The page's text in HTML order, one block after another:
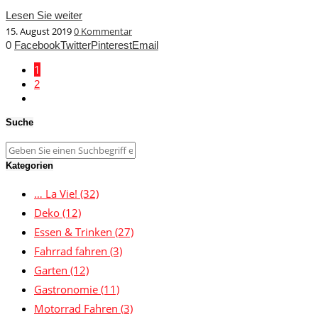
Lesen Sie weiter
15. August 20190 Kommentar
0 FacebookTwitterPinterestEmail
1
2
Suche
Kategorien
… La Vie! (32)
Deko (12)
Essen & Trinken (27)
Fahrrad fahren (3)
Garten (12)
Gastronomie (11)
Motorrad Fahren (3)